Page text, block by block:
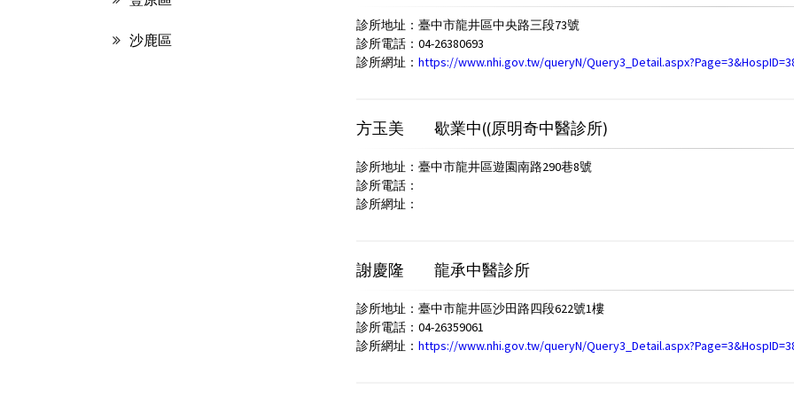
沙鹿區
診所地址：臺中市龍井區中央路三段73號
診所電話：04-26380693
診所網址： https://www.nhi.gov.tw/queryN/
方玉美 歇業中((原明奇中醫診所)
診所地址：臺中市龍井區遊園南路290巷8號
診所電話：
診所網址：
謝慶隆 龍承中醫診所
診所地址：臺中市龍井區沙田路四段622號1樓
診所電話：04-26359061
診所網址： https://www.nhi.gov.tw/queryN/